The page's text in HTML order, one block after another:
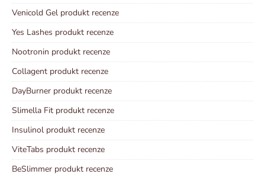
Venicold Gel produkt recenze
Yes Lashes produkt recenze
Nootronin produkt recenze
Collagent produkt recenze
DayBurner produkt recenze
Slimella Fit produkt recenze
Insulinol produkt recenze
ViteTabs produkt recenze
BeSlimmer produkt recenze